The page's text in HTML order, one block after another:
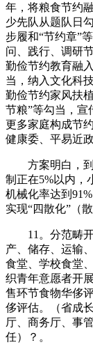
年，将粮食节约
少先队从题队日
步履和“节约章”
问、践行、调研
勤俭节约教育融
当，纳入文化科
勤俭节约家风扶
节粮”等勾当，宣
更多家庭构成节
健康委、平易近
方案明白，到
制正在5%以内，
机械化率达到
实现“四散化”（
11。分范畴开
产、储存、运输
食堂、学校食堂
织青年意愿者开
售环节食物华侈
侈评估。（省成
厅、商务厅、事
任）？。